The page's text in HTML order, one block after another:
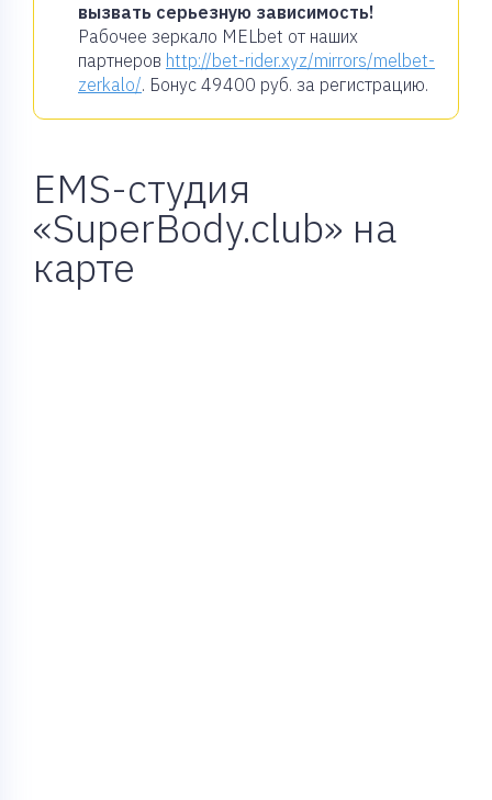
вызвать серьезную зависимость!
Рабочее зеркало MELbet от наших
партнеров http://bet-rider.xyz/mirrors/melbet-
zerkalo/. Бонус 49400 руб. за регистрацию.
EMS-студия
«SuperBody.club» на
карте